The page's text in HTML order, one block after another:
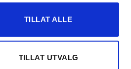
TILLAT ALLE
TILLAT UTVALG